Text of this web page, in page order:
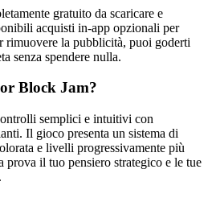
gratuito da scaricare e
acquisti in-app opzionali per
rimuovere la pubblicità, puoi goderti
senza spendere nulla.
Block Jam?
semplici e intuitivi con
Il gioco presenta un sistema di
e livelli progressivamente più
prova il tuo pensiero strategico e le tue